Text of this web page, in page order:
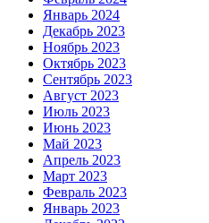
Январь 2024
Декабрь 2023
Ноябрь 2023
Октябрь 2023
Сентябрь 2023
Август 2023
Июль 2023
Июнь 2023
Май 2023
Апрель 2023
Март 2023
Февраль 2023
Январь 2023